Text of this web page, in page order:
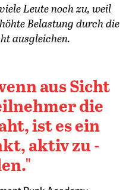
Leute noch zu, weil
Belastung durch die
ausgleichen.
aus Sicht
die
ist es ein
aktiv zu